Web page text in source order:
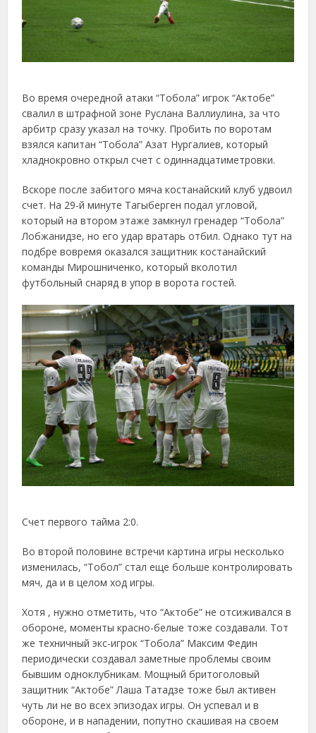
Во время очередной атаки “Тобола” игрок “Актобе”
свалил в штрафной зоне Руслана Валлиулина, за что
арбитр сразу указал на точку. Пробить по воротам
взялся капитан “Тобола” Азат Нургалиев, который
хладнокровно открыл счет с одиннадцатиметровки.
Вскоре после забитого мяча костанайский клуб удвоил
счет. На 29-й минуте Тагыберген подал угловой,
который на втором этаже замкнул гренадер “Тобола”
Лобжанидзе, но его удар вратарь отбил. Однако тут на
подбре вовремя оказался защитник костанайский
команды Мирошниченко, который вколотил
футбольный снаряд в упор в ворота гостей.
Счет первого тайма 2:0.
Во второй половине встречи картина игры несколько
изменилась, “Тобол” стал еще больше контролировать
мяч, да и в целом ход игры.
Хотя , нужно отметить, что “Актобе” не отсиживался в
обороне, моменты красно-белые тоже создавали. Тот
же техничный экс-игрок “Тобола” Максим Федин
периодически создавал заметные проблемы своим
бывшим одноклубникам. Мощный бритоголовый
защитник “Актобе” Лаша Татадзе тоже был активен
чуть ли не во всех эпизодах игры. Он успевал и в
обороне, и в нападении, попутно скашивая на своем